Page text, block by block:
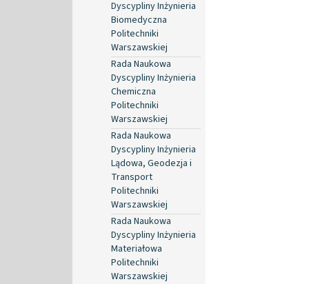
Dyscypliny Inżynieria
Biomedyczna
Politechniki
Warszawskiej
Rada Naukowa
Dyscypliny Inżynieria
Chemiczna
Politechniki
Warszawskiej
Rada Naukowa
Dyscypliny Inżynieria
Lądowa, Geodezja i
Transport
Politechniki
Warszawskiej
Rada Naukowa
Dyscypliny Inżynieria
Materiałowa
Politechniki
Warszawskiej